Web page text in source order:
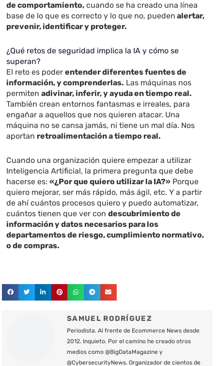
de comportamiento, cuando se ha creado una línea
base de lo que es correcto y lo que no, pueden alertar,
prevenir, identificar y proteger.
¿Qué retos de seguridad implica la IA y cómo se
superan?
El reto es poderentender diferentes fuentes de
información, y comprenderlas. Las máquinas nos
permitenadivinar, inferir, y ayuda en tiempo real.
También crean entornos fantasmas e irreales, para
engañar a aquellos que nos quieren atacar. Una
máquina no se cansa jamás, ni tiene un mal día. Nos
aportan retroalimentación a tiempo real.
Cuando una organización quiere empezar a utilizar
Inteligencia Artificial, la primera pregunta que debe
hacerse es:«¿Por que quiero utilizar la IA?» Porque
quiero mejorar, ser más rápido, más ágil, etc. Y a partir
de ahí cuántos procesos quiero y puedo automatizar,
cuántos tienen que ver condescubrimiento de
información y datos necesarios para los
departamentos de riesgo, cumplimiento normativo,
o de compras.
SAMUEL RODRÍGUEZ
Periodista. Al frente de Ecommerce News desde
2012. Inquieto. Por el camino he creado otros
medios como @BigDataMagazine y
@CybersecurityNews. Organizador de cientos de